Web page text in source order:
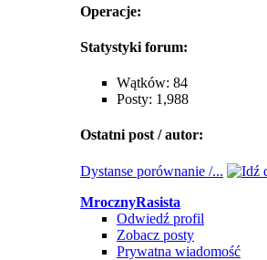
Operacje:
Statystyki forum:
Wątków: 84
Posty: 1,988
Ostatni post / autor:
Dystanse porównanie /...
MrocznyRasista
Odwiedź profil
Zobacz posty
Prywatna wiadomość